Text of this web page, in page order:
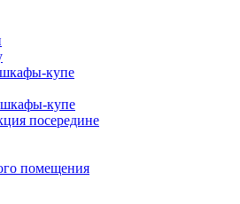
купе
купе
посередине
помещения